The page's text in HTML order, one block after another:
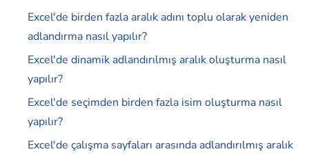
Excel'de birden fazla aralık adını toplu olarak yeniden
adlandırma nasıl yapılır?
Excel'de dinamik adlandırılmış aralık oluşturma nasıl
yapılır?
Excel'de seçimden birden fazla isim oluşturma nasıl
yapılır?
Excel'de çalışma sayfaları arasında adlandırılmış aralık